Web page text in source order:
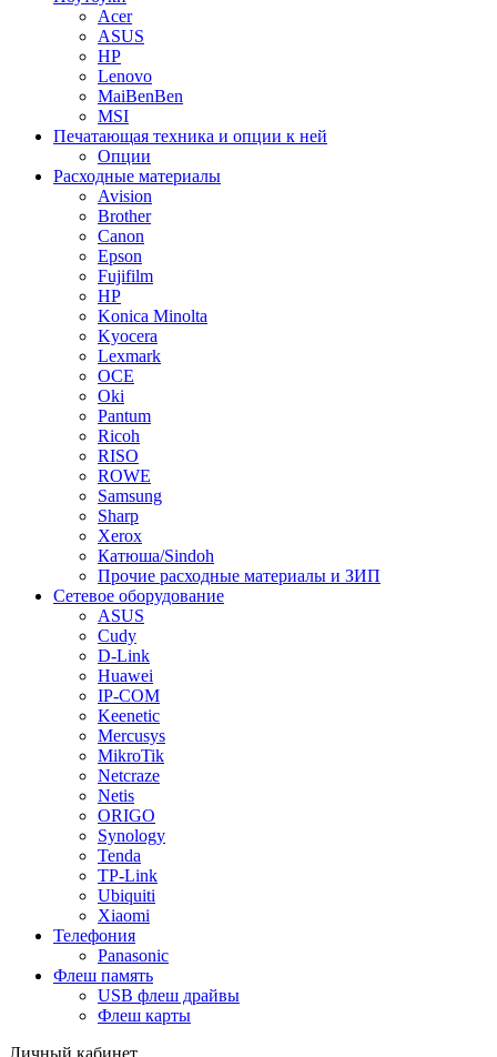
Acer
ASUS
HP
Lenovo
MaiBenBen
MSI
Печатающая техника и опции к ней
Опции
Расходные материалы
Avision
Brother
Canon
Epson
Fujifilm
HP
Konica Minolta
Kyocera
Lexmark
OCE
Oki
Pantum
Ricoh
RISO
ROWE
Samsung
Sharp
Xerox
Катюша/Sindoh
Прочие расходные материалы и ЗИП
Сетевое оборудование
ASUS
Cudy
D-Link
Huawei
IP-COM
Keenetic
Mercusys
MikroTik
Netcraze
Netis
ORIGO
Synology
Tenda
TP-Link
Ubiquiti
Xiaomi
Телефония
Panasonic
Флеш память
USB флеш драйвы
Флеш карты
Личный кабинет